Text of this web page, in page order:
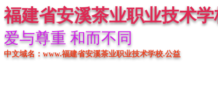
福建省安溪茶业职业技术学
爱与尊重 和而不同
中文域名：www.福建省安溪茶业职业技术学校.公益